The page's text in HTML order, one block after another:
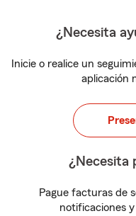
¿Necesita
Inicie o realice un
aplicación
¿Necesita
Pague facturas de
notificaciones